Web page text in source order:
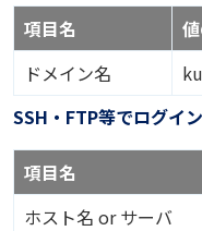
項目名
ドメイン名
SSH・FTP等でログイ
項目名
ホスト名 or サーバ